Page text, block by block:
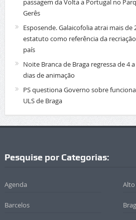
Gerês
Esposende. Galaicofolia atrai mais
estatuto como referência da
país
Noite Branca de Braga regressa de 4
dias de animação
PS questiona Governo sobre
ULS de Braga
Pesquise por Categorias:
Agenda
Barcelos